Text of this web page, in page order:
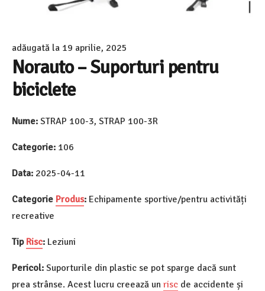
adăugată la 19 aprilie, 2025
Norauto – Suporturi pentru
biciclete
Nume: STRAP 100-3, STRAP 100-3R
Categorie: 106
Data: 2025-04-11
Categorie Produs: Echipamente sportive/pentru activități
recreative
Tip Risc: Leziuni
Pericol: Suporturile din plastic se pot sparge dacă sunt
prea strânse. Acest lucru creează un risc de accidente și